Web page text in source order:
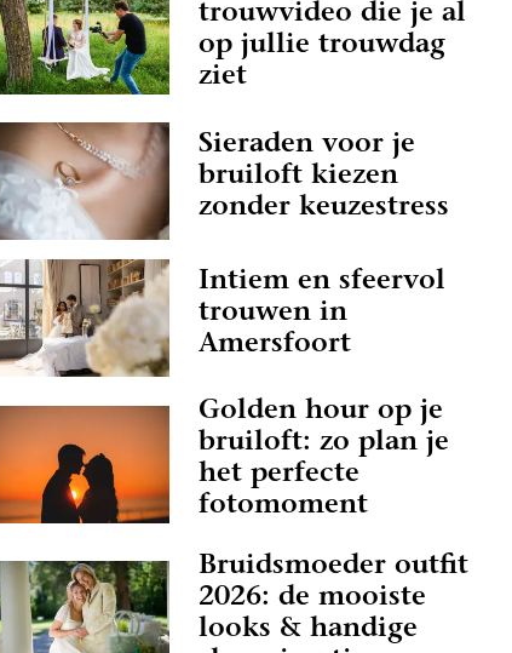
trouwvideo die je al
op jullie trouwdag
ziet
Sieraden voor je
bruiloft kiezen
zonder keuzestress
Intiem en sfeervol
trouwen in
Amersfoort
Golden hour op je
bruiloft: zo plan je
het perfecte
fotomoment
Bruidsmoeder outfit
2026: de mooiste
looks & handige